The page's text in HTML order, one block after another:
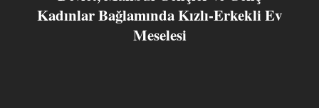
Kadınlar Bağlamında Kızlı-Erkekli Ev
Meselesi